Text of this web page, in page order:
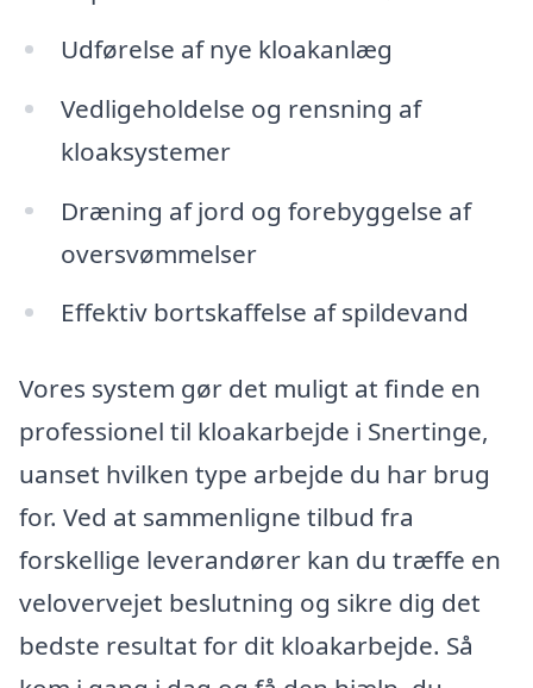
Udførelse af nye kloakanlæg
Vedligeholdelse og rensning af
kloaksystemer
Dræning af jord og forebyggelse af
oversvømmelser
Effektiv bortskaffelse af spildevand
Vores system gør det muligt at finde en
professionel til kloakarbejde i Snertinge,
uanset hvilken type arbejde du har brug
for. Ved at sammenligne tilbud fra
forskellige leverandører kan du træffe en
velovervejet beslutning og sikre dig det
bedste resultat for dit kloakarbejde. Så